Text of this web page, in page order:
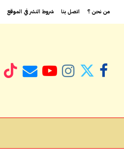
من نحن ؟ اتصل بنا شروط النشر في الموقع